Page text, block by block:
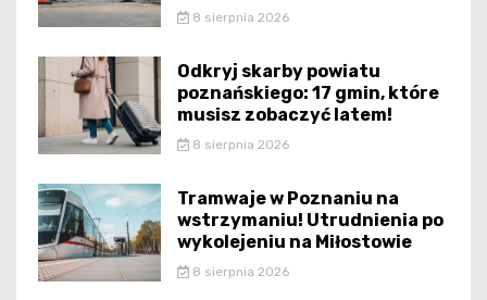
8 sierpnia 2026
Odkryj skarby powiatu
poznańskiego: 17 gmin, które
musisz zobaczyć latem!
8 sierpnia 2026
Tramwaje w Poznaniu na
wstrzymaniu! Utrudnienia po
wykolejeniu na Miłostowie
8 sierpnia 2026